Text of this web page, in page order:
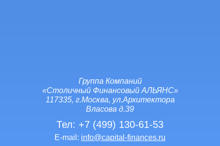
Группа Компаний
«Столичный Финансовый АЛЬЯНС»
117335, г.Москва, ул.Архитектора
Власова д.39
Тел: +7 (499) 130-61-53
E-mail: info@capital-finances.ru